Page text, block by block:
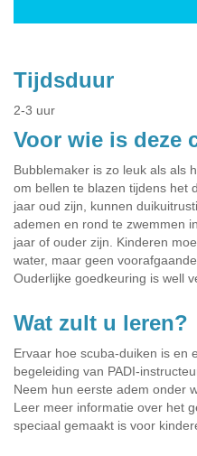
Tijdsduur
2-3 uur
Voor wie is deze
Bubblemaker is zo leuk als als
om bellen te blazen tijdens het
jaar oud zijn, kunnen
ademen en rond te zwemmen
jaar of ouder zijn. Kinderen
water, maar geen
Ouderlijke goedkeuring is well
Wat zult u leren?
Ervaar hoe scuba-duiken is en
begeleiding van PADI-
Neem hun eerste adem onder
Leer meer informatie over het
speciaal gemaakt is voor